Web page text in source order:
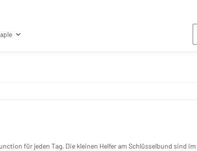
für jeden Tag. Die kleinen Helfer am Schlüsselbund sind